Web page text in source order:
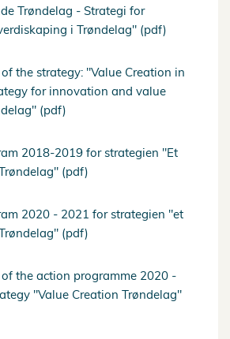
Trøndelag - Strategi for
i Trøndelag" (pdf)
the strategy: "Value Creation in
for innovation and value
(pdf)
2018-2019 for strategien "Et
(pdf)
2020 - 2021 for strategien "et
(pdf)
the action programme 2020 -
"Value Creation Trøndelag"